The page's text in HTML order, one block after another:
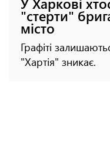
"стерти"
місто
Графіті
"Хартія" зникає.